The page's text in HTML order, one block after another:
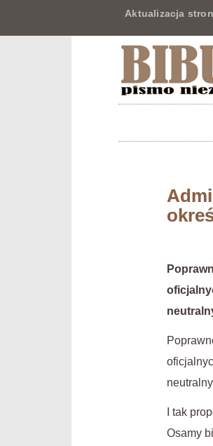
Aktualizacja strony
I tak
Osamy